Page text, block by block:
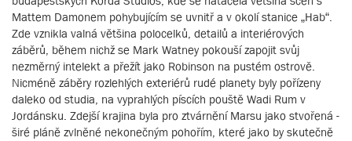
Mattem Damonem pohybujícím se uvnitř a v okolí stanice „Hab“.
Zde vznikla valná většina polocelků, detailů a interiérových
záběrů, během nichž se Mark Watney pokouší zapojit svůj
nezměrný intelekt a přežít jako Robinson na pustém ostrově.
Nicméně záběry rozlehlých exteriérů rudé planety byly pořízeny
daleko od studia, na vyprahlých píscích pouště Wadi Rum v
Jordánsku. Zdejší krajina byla pro ztvárnění Marsu jako stvořená -
širé pláně zvlněné nekonečným pohořím, které jako by skutečně